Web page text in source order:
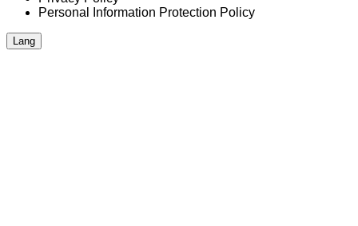
Personal Information Protection Policy
Lang